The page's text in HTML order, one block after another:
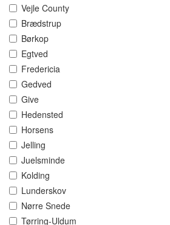
Vejle County
Brædstrup
Børkop
Egtved
Fredericia
Gedved
Give
Hedensted
Horsens
Jelling
Juelsminde
Kolding
Lunderskov
Nørre Snede
Tørring-Uldum